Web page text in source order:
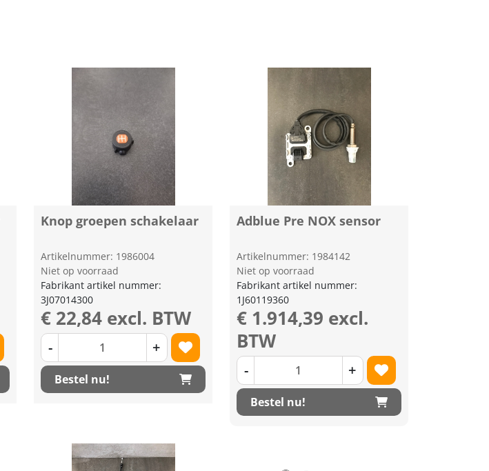
Knop groepen schakelaar
Artikelnummer: 1986004
Niet op voorraad
Fabrikant artikel nummer:
3J07014300
€ 22,84 excl. BTW
- +
Bestel nu!
Adblue Pre NOX sensor
Artikelnummer: 1984142
Niet op voorraad
Fabrikant artikel nummer:
1J60119360
€ 1.914,39 excl.
BTW
- +
Bestel nu!